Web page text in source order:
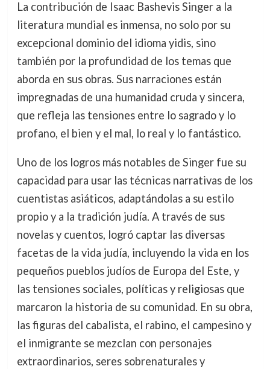
La contribución de Isaac Bashevis Singer a la
literatura mundial es inmensa, no solo por su
excepcional dominio del idioma yidis, sino
también por la profundidad de los temas que
aborda en sus obras. Sus narraciones están
impregnadas de una humanidad cruda y sincera,
que refleja las tensiones entre lo sagrado y lo
profano, el bien y el mal, lo real y lo fantástico.
Uno de los logros más notables de Singer fue su
capacidad para usar las técnicas narrativas de los
cuentistas asiáticos, adaptándolas a su estilo
propio y a la tradición judía. A través de sus
novelas y cuentos, logró captar las diversas
facetas de la vida judía, incluyendo la vida en los
pequeños pueblos judíos de Europa del Este, y
las tensiones sociales, políticas y religiosas que
marcaron la historia de su comunidad. En su obra,
las figuras del cabalista, el rabino, el campesino y
el inmigrante se mezclan con personajes
extraordinarios, seres sobrenaturales y